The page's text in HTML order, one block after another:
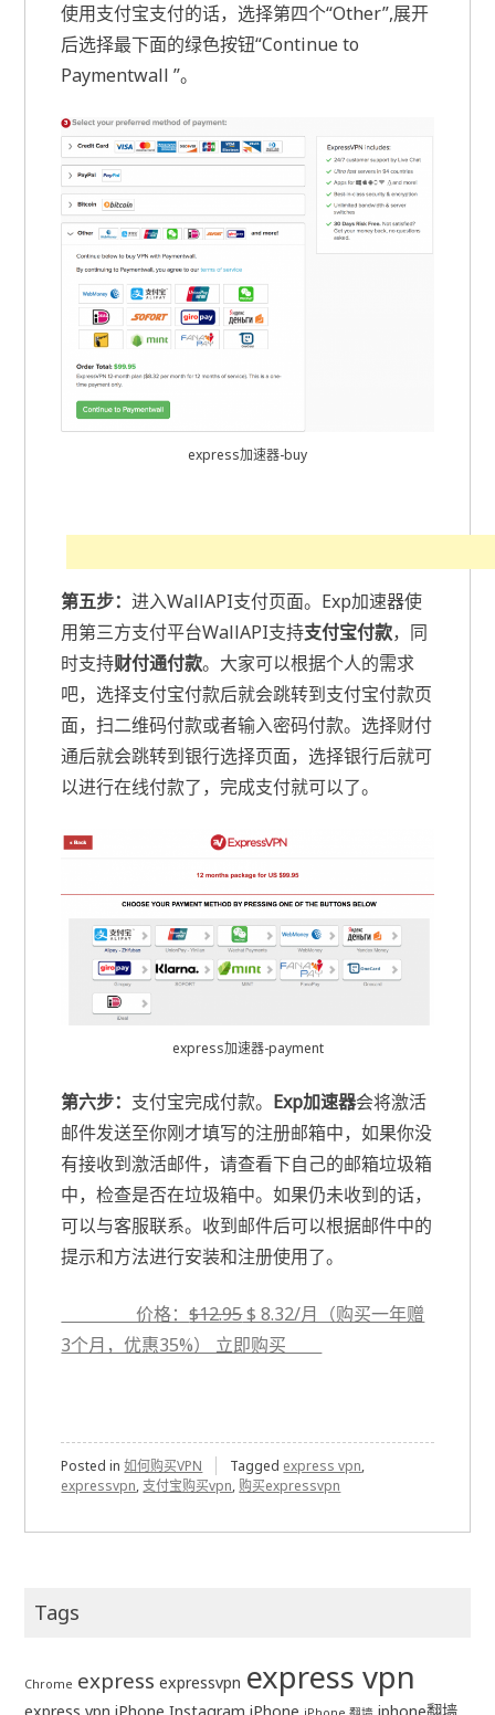
使用支付宝支付的话，选择第四个“Other”,展开
后选择最下面的绿色按钮“Continue to
Paymentwall ”。
express加速器-buy
第五步：进入WallAPI支付页面。Exp加速器使
用第三方支付平台WallAPI支持支付宝付款，同
时支持财付通付款。大家可以根据个人的需求
吧，选择支付宝付款后就会跳转到支付宝付款页
面，扫二维码付款或者输入密码付款。选择财付
通后就会跳转到银行选择页面，选择银行后就可
以进行在线付款了，完成支付就可以了。
express加速器-payment
第六步： 支付宝完成付款。 Exp加速器会将激活
邮件发送至你刚才填写的注册邮箱中，如果你没
有接收到激活邮件，请查看下自己的邮箱垃圾箱
中，检查是否在垃圾箱中。如果仍未收到的话，
可以与客服联系。收到邮件后可以根据邮件中的
提示和方法进行安装和注册使用了。
价格：$12.95$ 8.32/月（购买一年赠
3个月，优惠35%） 立即购买
Posted in如何购买VPN Tagged express vpn,
expressvpn, 支付宝购买vpn, 购买expressvpn
Tags
Chrome express expressvpn express vpn